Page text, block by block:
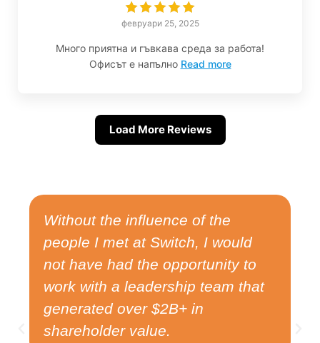
февруари 25, 2025
Много приятна и гъвкава среда за работа!
Офисът е напълно Read more
Load More Reviews
Without the influence of the
people I met at Switch, I would
not have had the opportunity to
work with a leadership team that
generated over $2B+ in
shareholder value.